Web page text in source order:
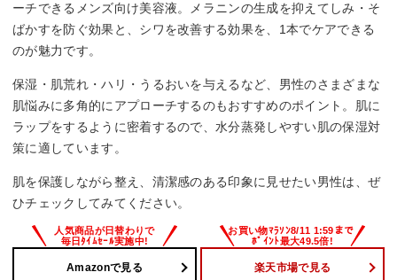
ーチできるメンズ向け美容液。メラニンの生成を抑えてしみ・そ
ばかすを防ぐ効果と、シワを改善する効果を、1本でケアできる
のが魅力です。
保湿・肌荒れ・ハリ・うるおいを与えるなど、男性のさまざまな
肌悩みに多角的にアプローチするのもおすすめのポイント。肌に
ラップをするように密着するので、水分蒸発しやすい肌の保湿対
策に適しています。
肌を保護しながら整え、清潔感のある印象に見せたい男性は、ぜ
ひチェックしてみてください。
Amazonで見る 楽天市場で見る